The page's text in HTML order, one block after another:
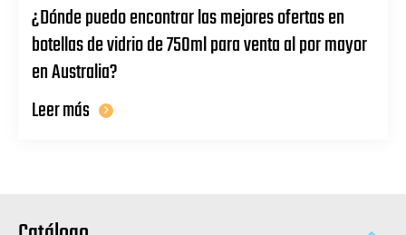
¿Dónde puedo encontrar las mejores ofertas en
botellas de vidrio de 750ml para venta al por mayor
en Australia?
Leer más